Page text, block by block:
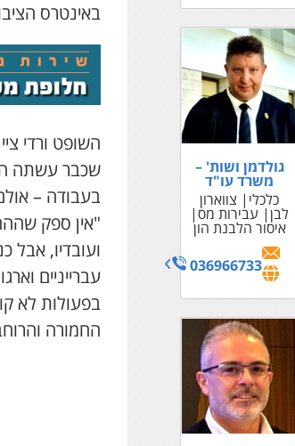
גולדמן ושות' –
משרד עו"ד
כלכלי
צווארון
לבן עבירות מס
איסור הלבנת הון
036966733
באינטרס
השופט ורדי
שכבר עשתה
בעבודה –
"אין ספק
ועובדיו, אבל
עברייניים
בפעולות לא
החמורה